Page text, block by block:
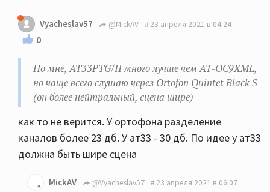
Vyacheslav57 @MickAV 23 апреля 2021 в 04:24
0
По мне, AT33PTG/II много лучше чем AT-OC9XML,
но чаще всего слушаю через Ortofon Quintet Black S
(он более нейтральный, сцена шире)
как то не верится. У ортофона разделение
каналов более 23 дб. У ат33 - 30 дб. По идее у ат33
должна быть шире сцена
MickAV @Vyacheslav57 23 апреля 2021 в 06:07